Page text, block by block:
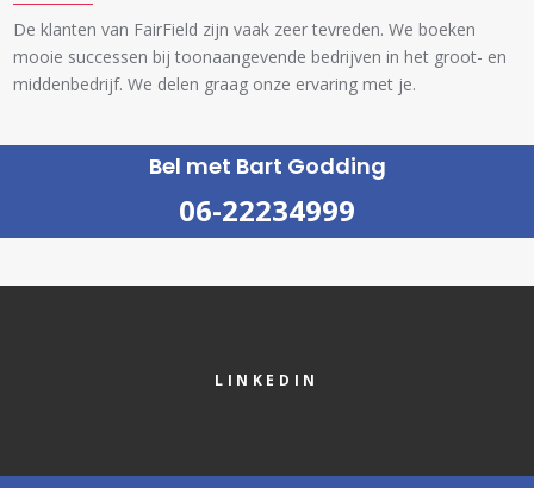
De klanten van FairField zijn vaak zeer tevreden. We boeken
mooie successen bij toonaangevende bedrijven in het groot- en
middenbedrijf. We delen graag onze ervaring met je.
Bel met Bart Godding
06-22234999
LINKEDIN